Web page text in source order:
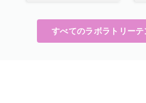
すべてのラボラトリー